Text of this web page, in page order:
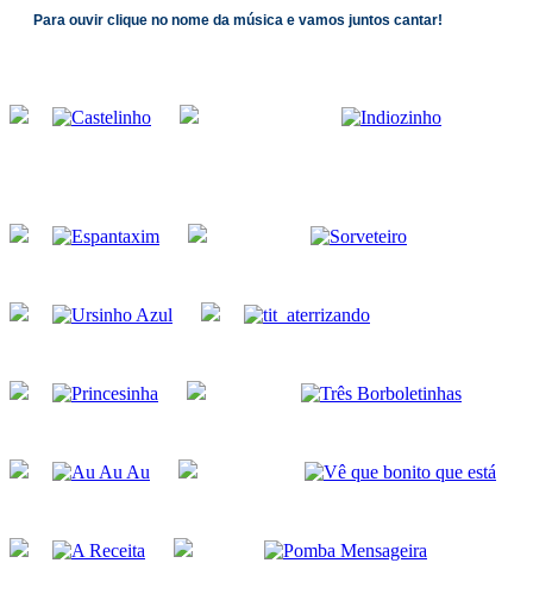
Para ouvir clique no nome da música e vamos juntos cantar!